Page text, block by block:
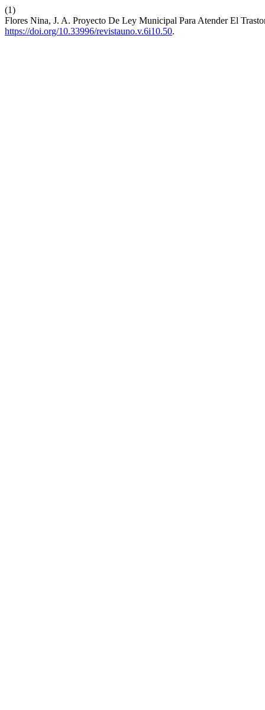
(1)
Flores Nina, J. A. Proyecto De Ley Municipal Para Atender El
https://doi.org/10.33996/revistauno.v.6i10.50.